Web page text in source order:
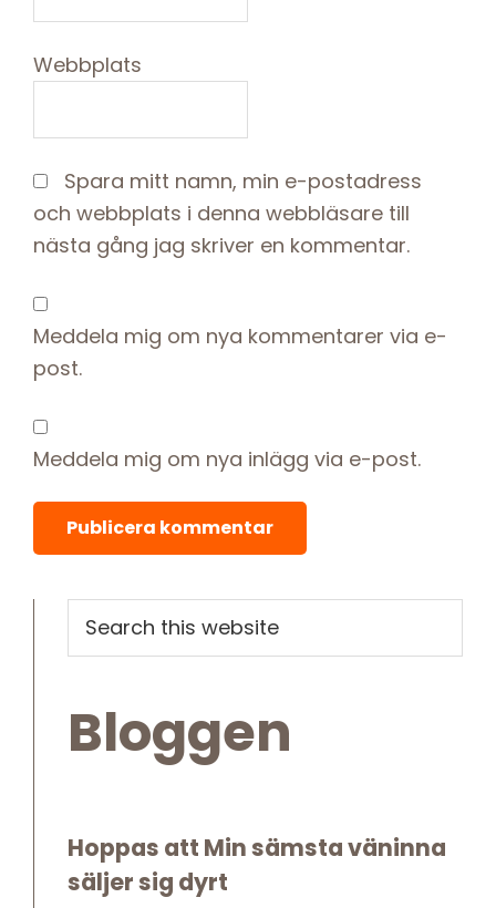
Webbplats
Spara mitt namn, min e-postadress
och webbplats i denna webbläsare till
nästa gång jag skriver en kommentar.
Meddela mig om nya kommentarer via e-
post.
Meddela mig om nya inlägg via e-post.
Primary
Sidebar
this
website
Bloggen
Hoppas att Min sämsta väninna
säljer sig dyrt